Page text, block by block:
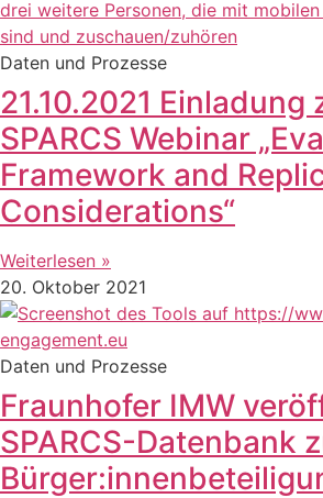
Daten und Prozesse
21.10.2021 Einladung
SPARCS Webinar
Framework and
Considerations“
Weiterlesen »
20. Oktober 2021
Daten und Prozesse
Fraunhofer IMW
SPARCS-Datenbank